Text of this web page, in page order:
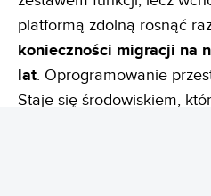
platformą zdolną rosnąć
konieczności migracji na
lat. Oprogramowanie
Staje się środowiskiem,